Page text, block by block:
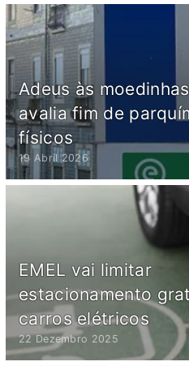
Adeus às
avalia fim de
físicos
19 Abril 2026
EMEL vai limitar
estacionamento
carros elétricos
22 Dezembro 2025